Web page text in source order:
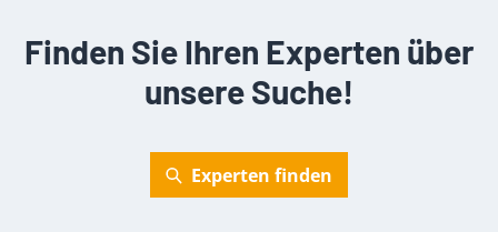
Finden Sie Ihren Experten über
unsere Suche!
Experten finden